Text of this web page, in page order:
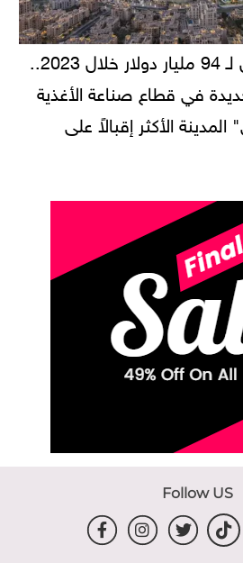
في قطاع صناعة الأغذية
الأكثر إقبالاً على
Follow US